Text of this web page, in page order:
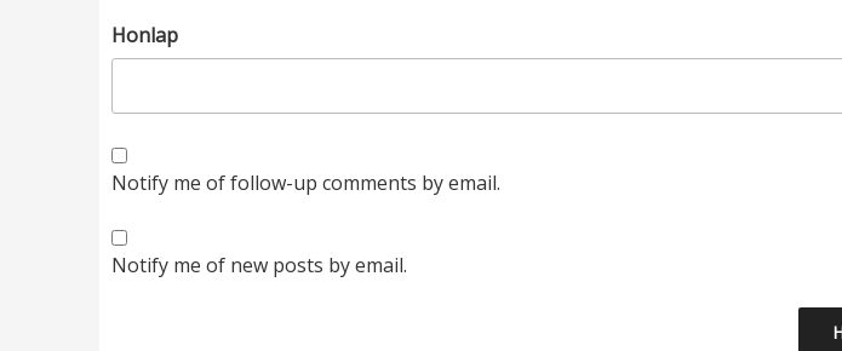
Honlap
Notify me of follow-up comments by email.
Notify me of new posts by email.